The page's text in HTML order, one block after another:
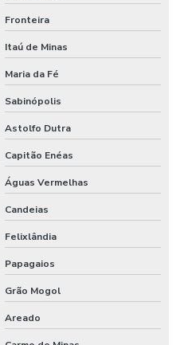
Fronteira
Itaú de Minas
Maria da Fé
Sabinópolis
Astolfo Dutra
Capitão Enéas
Águas Vermelhas
Candeias
Felixlândia
Papagaios
Grão Mogol
Areado